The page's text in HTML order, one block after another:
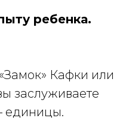
ребенка.
Кафки или
заслуживаете
единицы.